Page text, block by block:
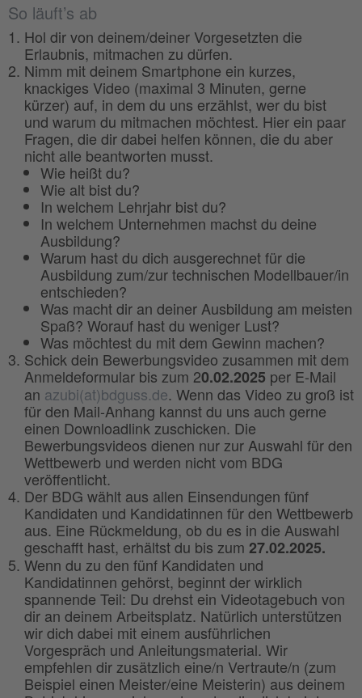
So läuft’s ab
Hol dir von deinem/deiner Vorgesetzten die
Erlaubnis, mitmachen zu dürfen.
Nimm mit deinem Smartphone ein kurzes,
knackiges Video (maximal 3 Minuten, gerne
kürzer) auf, in dem du uns erzählst, wer du bist
und warum du mitmachen möchtest. Hier ein paar
Fragen, die dir dabei helfen können, die du aber
nicht alle beantworten musst.
Wie heißt du?
Wie alt bist du?
In welchem Lehrjahr bist du?
In welchem Unternehmen machst du deine
Ausbildung?
Warum hast du dich ausgerechnet für die
Ausbildung zum/zur technischen Modellbauer/in
entschieden?
Was macht dir an deiner Ausbildung am meisten
Spaß? Worauf hast du weniger Lust?
Was möchtest du mit dem Gewinn machen?
Schick dein Bewerbungsvideo zusammen mit dem
Anmeldeformular bis zum 20.02.2025 per E-Mail
an azubi(at)bdguss.de. Wenn das Video zu groß ist
für den Mail-Anhang kannst du uns auch gerne
einen Downloadlink zuschicken. Die
Bewerbungsvideos dienen nur zur Auswahl für den
Wettbewerb und werden nicht vom BDG
veröffentlicht.
Der BDG wählt aus allen Einsendungen fünf
Kandidaten und Kandidatinnen für den Wettbewerb
aus. Eine Rückmeldung, ob du es in die Auswahl
geschafft hast, erhältst du bis zum 27.02.2025.
Wenn du zu den fünf Kandidaten und
Kandidatinnen gehörst, beginnt der wirklich
spannende Teil: Du drehst ein Videotagebuch von
dir an deinem Arbeitsplatz. Natürlich unterstützen
wir dich dabei mit einem ausführlichen
Vorgespräch und Anleitungsmaterial. Wir
empfehlen dir zusätzlich eine/n Vertraute/n (zum
Beispiel einen Meister/eine Meisterin) aus deinem